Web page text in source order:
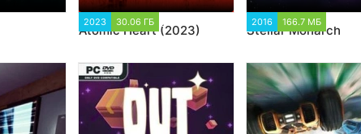
2023 30.06 ГБ
Atomic Heart (2023)
2016 166.7 МБ
Stellar Monarch